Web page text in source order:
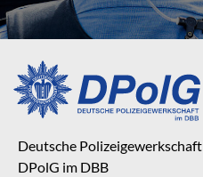
Deutsche Polizeigewerkschaft
DPolG im DBB